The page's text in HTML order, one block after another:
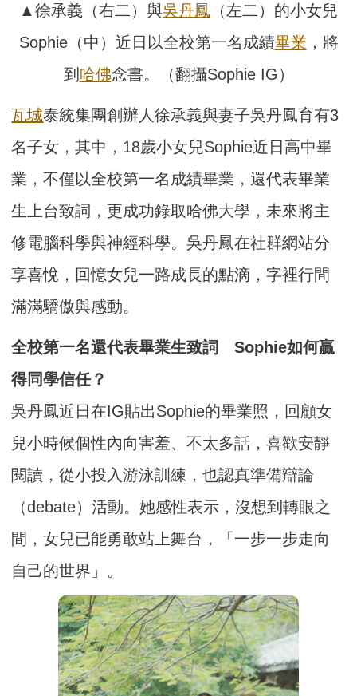
▲徐承義（右二）與吳丹鳳 （左二）的小女兒
Sophie（中）近日以全校第一名成績畢業 ，將
到 哈佛念書。（翻攝Sophie IG）
瓦城泰統集團創辦人徐承義與妻子吳丹鳳育有3
名子女，其中，18歲小女兒Sophie近日高中畢
業，不僅以全校第一名成績畢業，還代表畢業
生上台致詞，更成功錄取哈佛大學，未來將主
修電腦科學與神經科學。吳丹鳳在社群網站分
享喜悅，回憶女兒一路成長的點滴，字裡行間
滿滿驕傲與感動。
全校第一名還代表畢業生致詞 Sophie如何贏
得同學信任？
吳丹鳳近日在IG貼出Sophie的畢業照，回顧女
兒小時候個性內向害羞、不太多話，喜歡安靜
閱讀，從小投入游泳訓練，也認真準備辯論
（debate）活動。她感性表示，沒想到轉眼之
間，女兒已能勇敢站上舞台，「一步一步走向
自己的世界」。